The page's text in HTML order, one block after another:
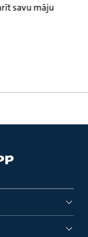
savu māju